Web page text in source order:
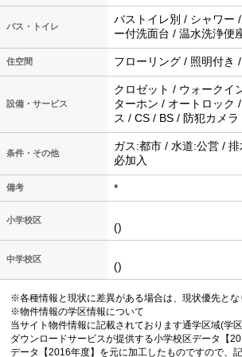
バス・トイレ
バストイレ別 / シャワー
ー付洗面台 / 温水洗浄便
住空間 フローリング / 照明付き
設備・サービス
クロゼット / ウォークイ
ターホン / オートロック
ス / CS / BS / 防犯カメラ
条件・その他
ガス:都市 / 水道:公営 /
必加入
備考 *
小学校区
()
中学校区
()
※各種情報と現状に差異がある場合は、現状優先とな
※物件情報の学区情報について
当サイト物件情報に記載されております通学区域(学
ダウンロードサービスが提供する小学校区データ【
データ【2016年度】を元に加工したものですので、